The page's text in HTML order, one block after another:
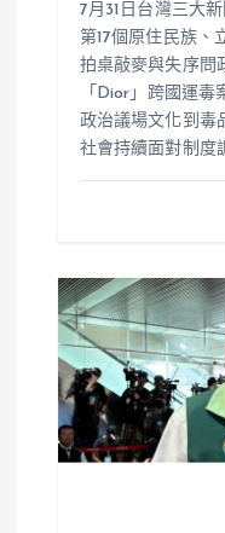
7月31日台灣三大
第17個原住民族、
拍桌敲麥與失序問
「Dior」跨國運毒
政治議場文化到毒
社會持續面對制度